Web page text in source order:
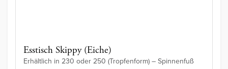
Esstisch Skippy (Eiche)
Erhältlich in 230 oder 250 (Tropfenform) – Spinnenfuß